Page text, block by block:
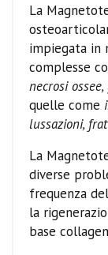
La
impiegata in
complesse
necrosi
quelle come
lussazioni,
La
diverse
frequenza
la
base